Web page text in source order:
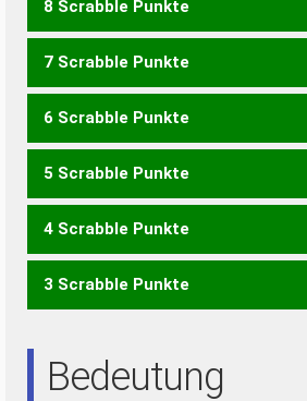
HARFT ANTRAF
8 Scrabble Punkte
HAFT HANF HARF RANFT
7 Scrabble Punkte
FANT FARN FATA RAFT
6 Scrabble Punkte
FAN RAF ANHAT HAART
5 Scrabble Punkte
AHNT HAAR HARN HART
4 Scrabble Punkte
AHA AHN HAN HAR
3 Scrabble Punkte
Bedeutung